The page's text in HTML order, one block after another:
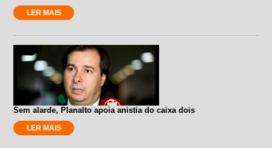
LER MAIS
Sem alarde, Planalto apoia anistia do caixa dois
LER MAIS